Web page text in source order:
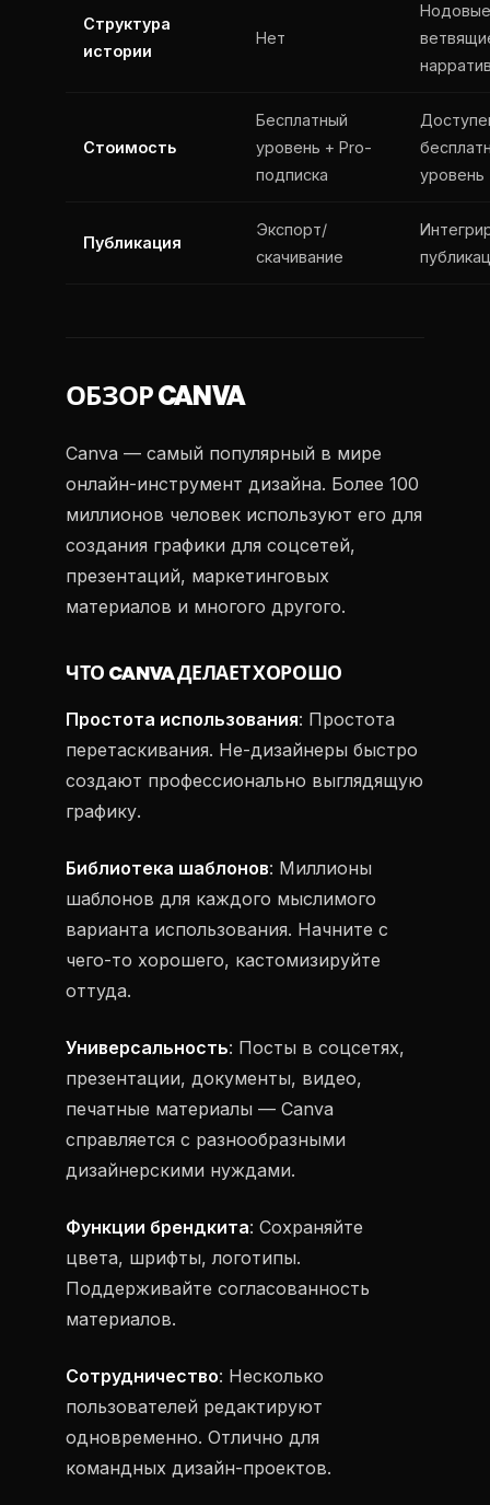
Структура
истории
Нет
Нодовые
Стоимость
Бесплатный
уровень + Pro-
подписка
уровень
Публикация
Экспорт/
скачивание
ОБЗОР CANVA
Canva — самый популярный в мире
онлайн-инструмент дизайна. Более 100
миллионов человек используют его для
создания графики для соцсетей,
презентаций, маркетинговых
материалов и многого другого.
ЧТО CANVA ДЕЛАЕТ ХОРОШО
Простота использования: Простота
перетаскивания. Не-дизайнеры быстро
создают профессионально выглядящую
графику.
Библиотека шаблонов: Миллионы
шаблонов для каждого мыслимого
варианта использования. Начните с
чего-то хорошего, кастомизируйте
оттуда.
Универсальность: Посты в соцсетях,
презентации, документы, видео,
печатные материалы — Canva
справляется с разнообразными
дизайнерскими нуждами.
Функции брендкита: Сохраняйте
цвета, шрифты, логотипы.
Поддерживайте согласованность
материалов.
Сотрудничество: Несколько
пользователей редактируют
одновременно. Отлично для
командных дизайн-проектов.